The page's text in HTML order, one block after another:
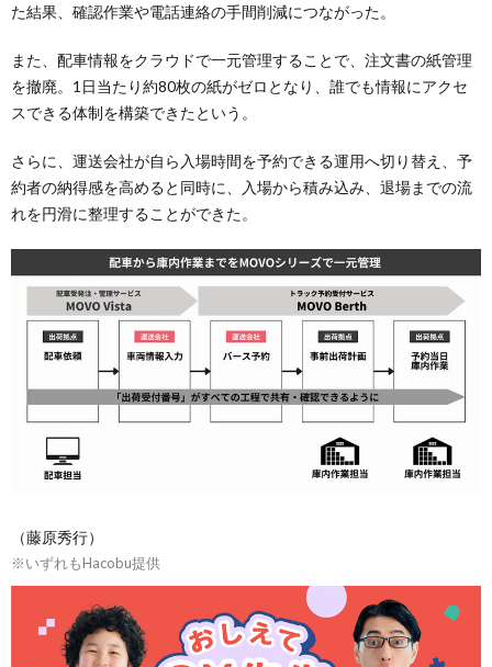
た結果、確認作業や電話連絡の手間削減につながった。
また、配車情報をクラウドで一元管理することで、注文書の紙管理
を撤廃。1日当たり約80枚の紙がゼロとなり、誰でも情報にアクセ
スできる体制を構築できたという。
さらに、運送会社が自ら入場時間を予約できる運用へ切り替え、予
約者の納得感を高めると同時に、入場から積み込み、退場までの流
れを円滑に整理することができた。
（藤原秀行）
※いずれもHacobu提供